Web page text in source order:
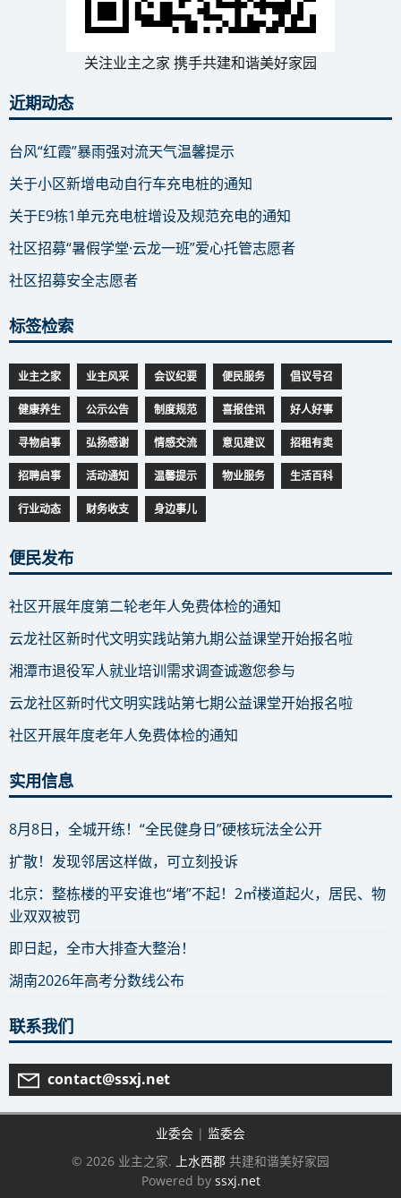
关注业主之家 携手共建和谐美好家园
近期动态
台风“红霞”暴雨强对流天气温馨提示
关于小区新增电动自行车充电桩的通知
关于E9栋1单元充电桩增设及规范充电的通知
社区招募“暑假学堂·云龙一班”爱心托管志愿者
社区招募安全志愿者
标签检索
业主之家 业主风采 会议纪要 便民服务 倡议号召
健康养生 公示公告 制度规范 喜报佳讯 好人好事
寻物启事 弘扬感谢 情感交流 意见建议 招租有卖
招聘启事 活动通知 温馨提示 物业服务 生活百科
行业动态 财务收支 身边事儿
便民发布
社区开展年度第二轮老年人免费体检的通知
云龙社区新时代文明实践站第九期公益课堂开始报名啦
湘潭市退役军人就业培训需求调查诚邀您参与
云龙社区新时代文明实践站第七期公益课堂开始报名啦
社区开展年度老年人免费体检的通知
实用信息
8月8日，全城开练！“全民健身日”硬核玩法全公开
扩散！发现邻居这样做，可立刻投诉
北京：整栋楼的平安谁也“堵”不起！2㎡楼道起火，居民、物
业双双被罚
即日起，全市大排查大整治！
湖南2026年高考分数线公布
联系我们
contact@ssxj.net
业委会 | 监委会
© 2026 业主之家. 上水西郡 共建和谐美好家园
Powered by ssxj.net